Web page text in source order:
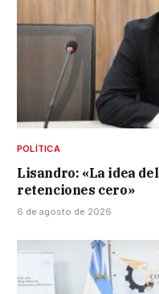
POLÍTICA
Lisandro: «La idea
retenciones cero»
6 de agosto de 2026